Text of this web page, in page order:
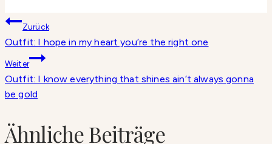
Beitragsnavigation
Zurück
Outfit: I hope in my heart you’re the right one
Weiter
Outfit: I know everything that shines ain’t always gonna
be gold
Ähnliche Beiträge